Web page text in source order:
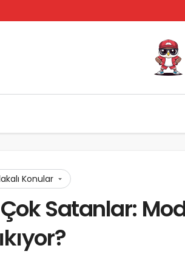
Konular
Satanlar: